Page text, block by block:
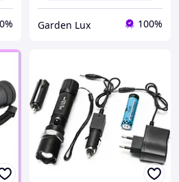
Garden Lux 100%